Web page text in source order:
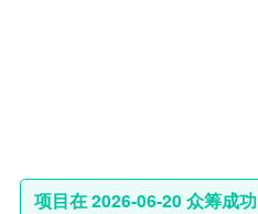
项目在 2026-06-20 众筹成功